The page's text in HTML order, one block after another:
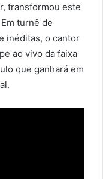
transformou este
turnê de
inéditas, o cantor
ao vivo da faixa
que ganhará em